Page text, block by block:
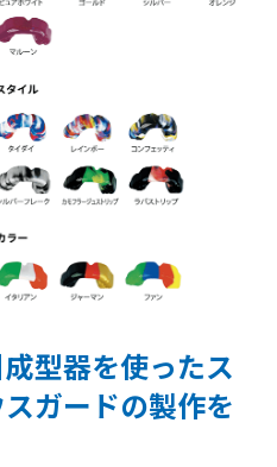
型器を使ったス
ガードの製作を